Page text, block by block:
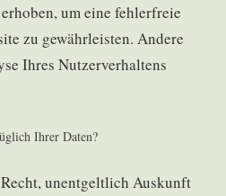
um eine fehlerfreie
zu gewährleisten. Andere
Ihres Nutzerverhaltens
Ihrer Daten?
unentgeltlich Auskunft